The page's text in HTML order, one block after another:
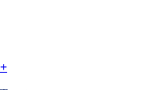
+